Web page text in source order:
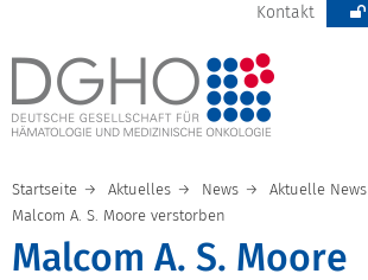
Kontakt
Startseite Aktuelles News Aktuelle News
Malcom A. S. Moore verstorben
Malcom A. S. Moore